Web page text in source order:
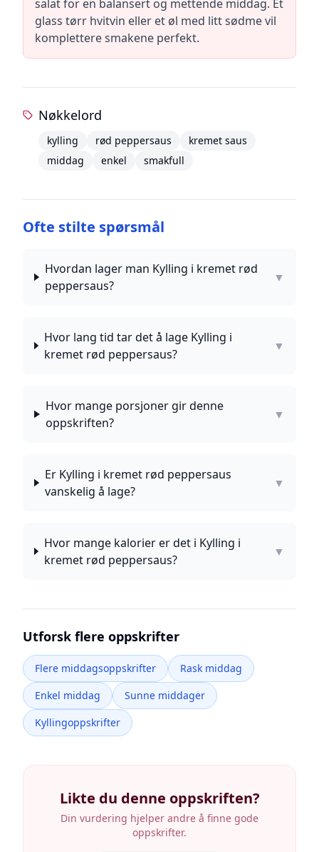
salat for en balansert og mettende middag. Et
glass tørr hvitvin eller et øl med litt sødme vil
komplettere smakene perfekt.
Nøkkelord
kylling rød peppersaus
kremet saus
middag
enkel smakfull
Ofte stilte spørsmål
Hvordan lager man Kylling i kremet rød
peppersaus?
▼
Hvor lang tid tar det å lage Kylling i
kremet rød peppersaus?
▼
Hvor mange porsjoner gir denne
oppskriften?
▼
Er Kylling i kremet rød peppersaus
vanskelig å lage?
▼
Hvor mange kalorier er det i Kylling i
kremet rød peppersaus?
▼
Utforsk flere oppskrifter
Flere middagsoppskrifter
Rask middag
Enkel middag
Sunne middager
Kyllingoppskrifter
Likte du denne oppskriften?
Din vurdering hjelper andre å finne gode
oppskrifter.